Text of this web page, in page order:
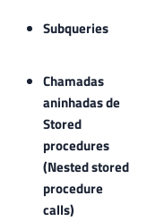
Subqueries
Chamadas
aninhadas de
Stored
procedures
(Nested stored
procedure
calls)